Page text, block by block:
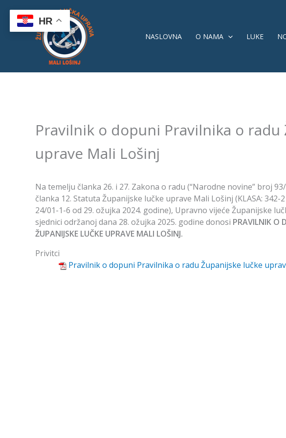
content
NASLOVNA O NAMA LUKE
Pravilnik o dopuni Pravilnika o radu
uprave Mali Lošinj
Na temelju članka 26. i 27. Zakona o radu (“Narodne novine” broj
članka 12. Statuta Županijske lučke uprave Mali Lošinj (KLASA: 342-
24/01-1-6 od 29. ožujka 2024. godine), Upravno vijeće Županijske
sjednici održanoj dana 28. ožujka 2025. godine donosi PRAVILNIK O
ŽUPANIJSKE LUČKE UPRAVE MALI LOŠINJ.
Privitci
Pravilnik o dopuni Pravilnika o radu Županijske lučke
HR